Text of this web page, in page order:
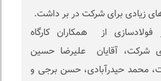
زیادی برای شرکت در بر داشت.
از همکاران کارگاه
شرکت، آقایان علیرضا حسین
محمد حیدرآبادی، حسن برجی و